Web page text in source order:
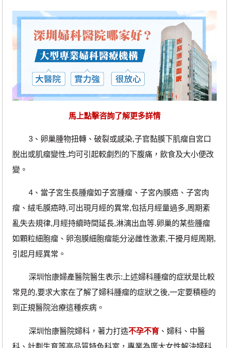
馬上點擊咨詢了解更多詳情
3、卵巢腫物扭轉、破裂或感染,子官黏膜下肌瘤自宮口
脫出或肌瘤變性,均可引起較劇烈的下腹痛，飲食及大小便改
變。
4、當子宮生長腫瘤如子宮腫瘤、子宮內膜癌、子宮肉
瘤、絨毛膜癌時,可出現月經的異常,包括月經量過多,周期紊
亂失去規律,月經持續時間延長,淋漓出血等.卵巢的某些腫瘤
如顆粒細胞瘤、卵泡膜細胞瘤能分泌雌性激素,干擾月經周期,
引起月經異常。
深圳怡康婦產醫院醫生表示:上述婦科腫瘤的症狀是比較
常見的,要求大家在了解了婦科腫瘤的症狀之後,一定要積極的
到正規醫院治療這種疾病。
深圳怡康醫院婦科，著力打造不孕不育、婦科、中醫
科、計劃生育等高品質特色科室，專業為廣大女性解決婦科